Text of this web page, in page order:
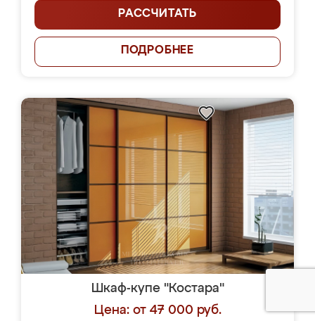
РАССЧИТАТЬ
ПОДРОБНЕЕ
Шкаф-купе "Костара"
Цена: от 47 000 руб.